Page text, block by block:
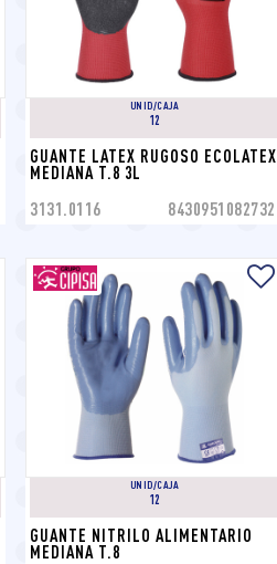
UNID/CAJA
12
GUANTE LATEX RUGOSO ECOLATEX
MEDIANA T.8 3L
3131.0116 8430951082732
UNID/CAJA
12
GUANTE NITRILO ALIMENTARIO
MEDIANA T.8